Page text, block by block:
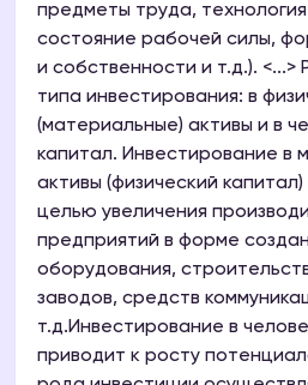
предметы труда,
состояние рабочей силы,
и собственности и т.д.).
типа инвестирования: в
(материальные) активы и в
капитал. Инвестирование в
активы (физический
целью увеличения
предприятий в форме
оборудования,
заводов, средств
т.д.Инвестирование в
приводит к росту